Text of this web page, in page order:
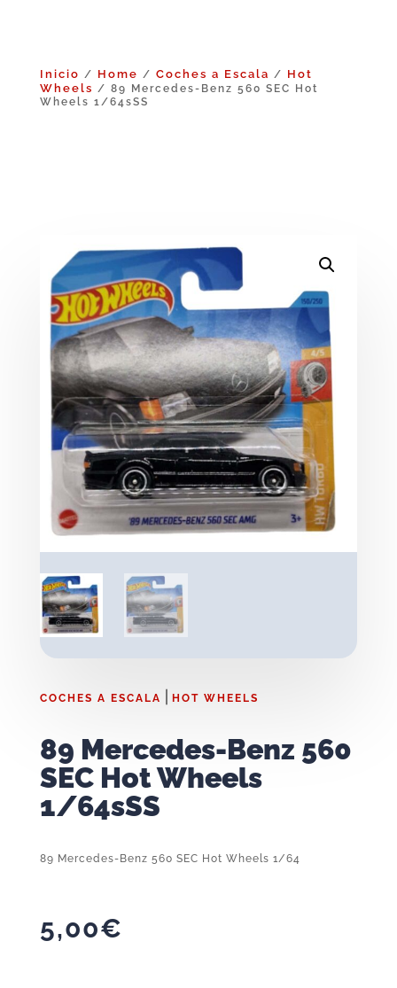
Inicio / Home / Coches a Escala / Hot
Wheels / 89 Mercedes-Benz 560 SEC Hot
Wheels 1/64sSS
COCHES A ESCALA HOT WHEELS
89 Mercedes-Benz 560
SEC Hot Wheels
1/64sSS
89 Mercedes-Benz 560 SEC Hot Wheels 1/64
5,00€